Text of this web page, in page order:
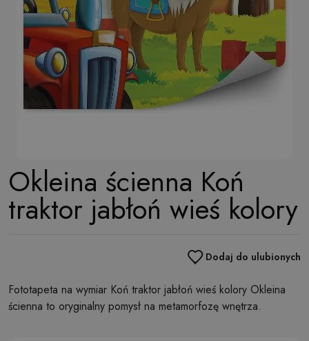
Okleina ścienna Koń
traktor jabłoń wieś kolory
Dodaj do ulubionych
Fototapeta na wymiar Koń traktor jabłoń wieś kolory Okleina
ścienna to oryginalny pomysł na metamorfozę wnętrza.